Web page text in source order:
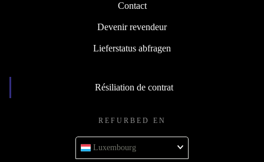
Contact
Devenir revendeur
Lieferstatus abfragen
Résiliation de contrat
REFURBED EN
Luxembourg